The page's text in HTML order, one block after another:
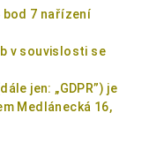
bod 7 nařízení
v souvislosti se
jen: „GDPR​”) je
Medlánecká 16,